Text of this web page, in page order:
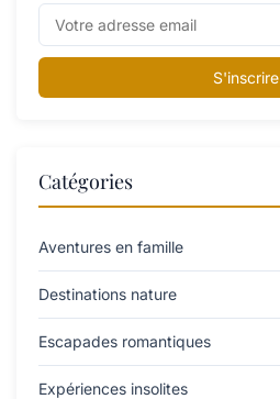
S'inscrire
Catégories
Aventures en famille
Destinations nature
Escapades romantiques
Expériences insolites